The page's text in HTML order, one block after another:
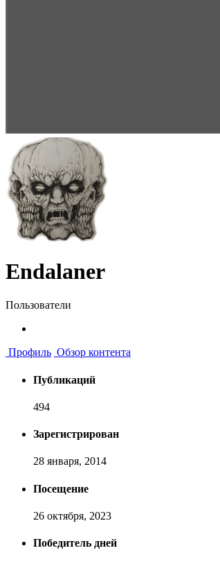
Endalaner
Пользователи
Профиль Обзор контента
Публикаций
494
Зарегистрирован
28 января, 2014
Посещение
26 октября, 2023
Победитель дней